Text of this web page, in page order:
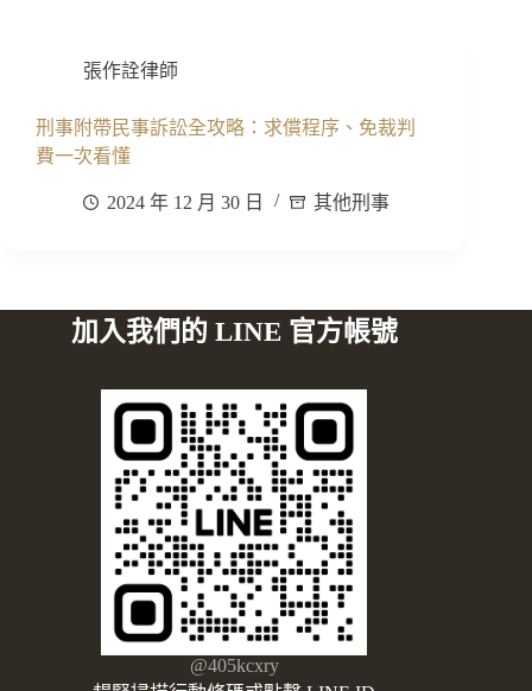
張作詮律師
刑事附帶民事訴訟全攻略：求償程序、免裁判
費一次看懂
2024 年 12 月 30 日 其他刑事
加入我們的 LINE 官方帳號
@405kcxry